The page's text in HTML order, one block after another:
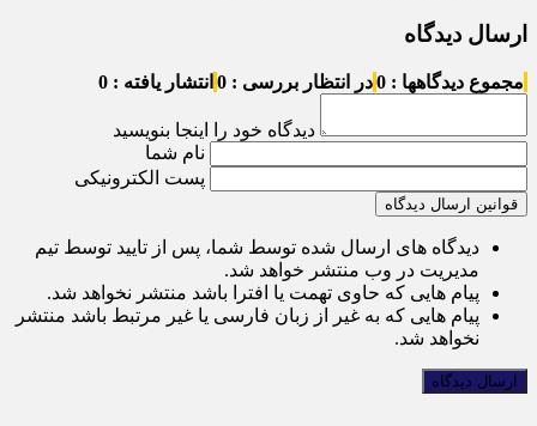
ارسال دیدگاه
مجموع دیدگاهها : 0 در انتظار بررسی : 0 انتشار یافته : 0
دیدگاه خود را اینجا بنویسید
نام شما
پست الکترونیکی
قوانین ارسال دیدگاه
دیدگاه های ارسال شده توسط شما، پس از تایید توسط تیم
مدیریت در وب منتشر خواهد شد.
پیام هایی که حاوی تهمت یا افترا باشد منتشر نخواهد شد.
پیام هایی که به غیر از زبان فارسی یا غیر مرتبط باشد منتشر
نخواهد شد.